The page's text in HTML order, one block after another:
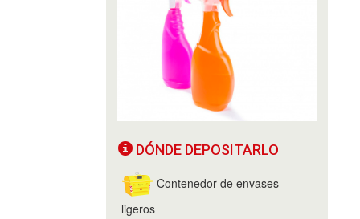
DÓNDE DEPOSITARLO
Contenedor de envases
ligeros